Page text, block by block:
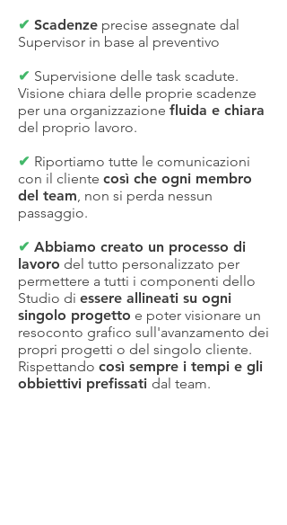
✔ Scadenze precise assegnate dal
Supervisor in base al preventivo
✔ Supervisione delle task scadute.
Visione chiara delle proprie scadenze
per una organizzazione fluida e chiara
del proprio lavoro.
✔ Riportiamo tutte le comunicazioni
con il cliente così che ogni membro
del team, non si perda nessun
passaggio.
✔ Abbiamo creato un processo di
lavoro del tutto personalizzato per
permettere a tutti i componenti dello
Studio di essere allineati su ogni
singolo progetto e poter visionare un
resoconto grafico sull'avanzamento dei
propri progetti o del singolo cliente.
Rispettando così sempre i tempi e gli
obbiettivi prefissati dal team.